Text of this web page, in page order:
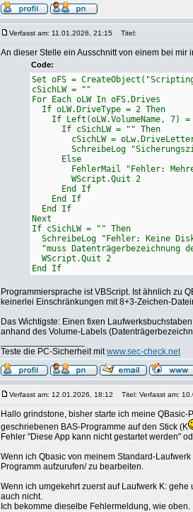
Verfasst am: 11.01.2026, 21:15 Titel:
An dieser Stelle ein Ausschnitt von einem bei
Code:
Set oFS =
cSichLW = ""
For Each oLW In oFS.Drives
If oLW.DriveType = 2 Then
If Left(oLW.VolumeName, 7) =
If cSichLW = "" Then
cSichLW =
SchreibeLog
Else
FehlerMail "Fehler: Mehrere
WScript.Quit 2
End If
End If
End If
Next
If cSichLW = "" Then
SchreibeLog "Fehler: Keine
"muss Datenträgerbezeichnung
WScript.Quit 2
End If
Programmiersprache ist VBScript. Ist ähnlich zu
keinerlei Einschränkungen mit 8+3-Zeichen-
Das Wichtigste: Einen fixen
anhand des Volume-Labels
Teste die PC-Sicherheit mitwww.sec-check.net
Verfasst am: 12.01.2026, 18:12 Titel: Verfasst am:
Hallo grindstone, bisher starte ich meine
geschriebenen BAS-Programme auf den Stick (K
Fehler "Diese App kann nicht gestartet werden"
Wenn ich Qbasic von meinem Standard-
Programm aufzurufen/ zu bearbeiten.
Wenn ich umgekehrt zuerst auf Laufwerk K:
auch nicht.
Ich bekomme dieselbe Fehlermeldung, wie oben.